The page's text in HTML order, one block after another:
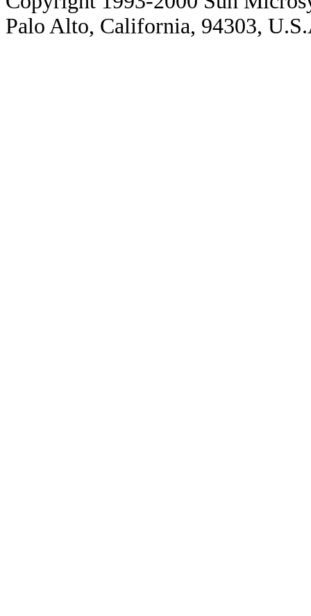
Palo Alto, California, 94303,